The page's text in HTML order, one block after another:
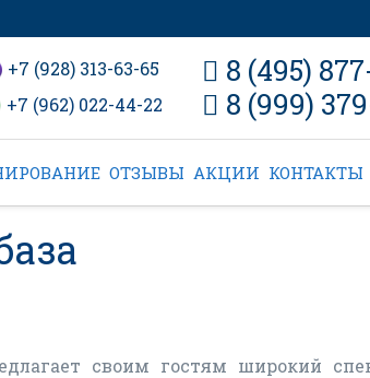
+7 (928) 313-63-65
+7 (962) 022-44-22
8 (495)
8 (999)
ОТЗЫВЫ АКЦИИ КОНТАКТЫ
своим гостям широкий